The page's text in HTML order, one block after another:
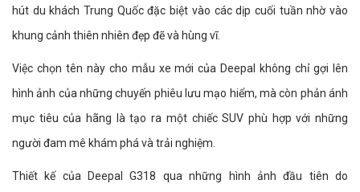
hút du khách Trung Quốc đặc biệt vào các dịp cuối tuần nhờ vào
khung cảnh thiên nhiên đẹp đẽ và hùng vĩ.
Việc chọn tên này cho mẫu xe mới của Deepal không chỉ gợi lên
hình ảnh của những chuyến phiêu lưu mạo hiểm, mà còn phản ánh
mục tiêu của hãng là tạo ra một chiếc SUV phù hợp với những
người đam mê khám phá và trải nghiệm.
Thiết kế của Deepal G318 qua những hình ảnh đầu tiên do